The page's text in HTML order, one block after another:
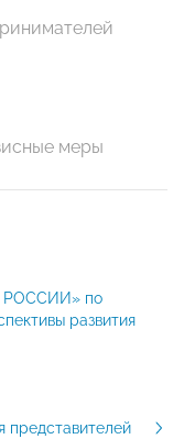
меры
РОССИИ» по
развития